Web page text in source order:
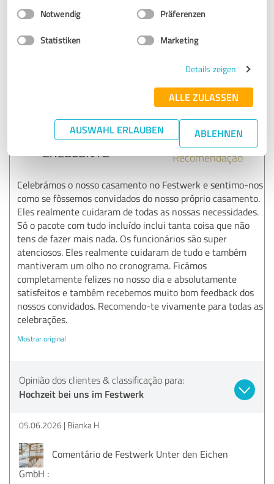
Impressum Datenschutzbestimmungen
Einwilligungsauswahl
Notwendig Präferenzen
Statistiken Marketing
Details zeigen
ALLE ZULASSEN
AUSWAHL ERLAUBEN ABLEHNEN
acompanhar-vos no vosso dia especial.
novamente - sabes onde nos encontrar 😉
5,00 em 5
EXCELENTE Recomendação
Celebrámos o nosso casamento no Festwerk e sentimo-nos
como se fôssemos convidados do nosso próprio casamento.
Eles realmente cuidaram de todas as nossas necessidades.
Só o pacote com tudo incluído inclui tanta coisa que não
tens de fazer mais nada. Os funcionários são super
atenciosos. Eles realmente cuidaram de tudo e também
mantiveram um olho no cronograma. Ficámos
completamente felizes no nosso dia e absolutamente
satisfeitos e também recebemos muito bom feedback dos
nossos convidados. Recomendo-te vivamente para todas as
celebrações.
Mostrar original
Opinião dos clientes & classificação para:
Hochzeit bei uns im Festwerk
05.06.2026 Bianka H.
Comentário de Festwerk Unter den Eichen
GmbH :